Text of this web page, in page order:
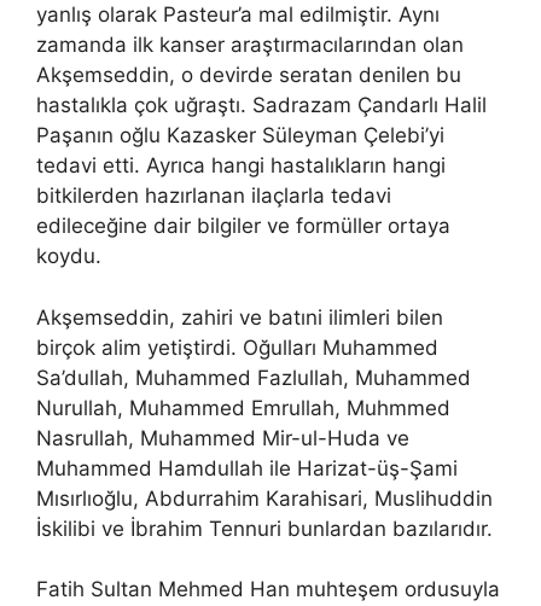
yanlış olarak Pasteur’a mal edilmiştir. Aynı
zamanda ilk kanser araştırmacılarından olan
Akşemseddin, o devirde seratan denilen bu
hastalıkla çok uğraştı. Sadrazam Çandarlı Halil
Paşanın oğlu Kazasker Süleyman Çelebi’yi
tedavi etti. Ayrıca hangi hastalıkların hangi
bitkilerden hazırlanan ilaçlarla tedavi
edileceğine dair bilgiler ve formüller ortaya
koydu.
Akşemseddin, zahiri ve batıni ilimleri bilen
birçok alim yetiştirdi. Oğulları Muhammed
Sa’dullah, Muhammed Fazlullah, Muhammed
Nurullah, Muhammed Emrullah, Muhmmed
Nasrullah, Muhammed Mir-ul-Huda ve
Muhammed Hamdullah ile Harizat-üş-Şami
Mısırlıoğlu, Abdurrahim Karahisari, Muslihuddin
İskilibi ve İbrahim Tennuri bunlardan bazılarıdır.
Fatih Sultan Mehmed Han muhteşem ordusuyla